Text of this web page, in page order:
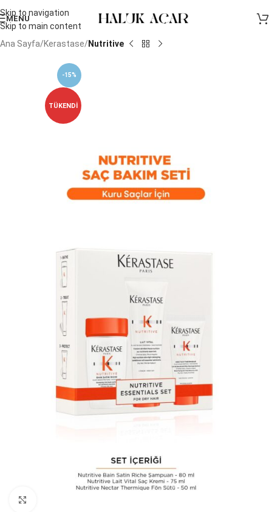
Skip to navigation
Skip to main content
MENU
Ana Sayfa Kerastase Nutritive
-15%